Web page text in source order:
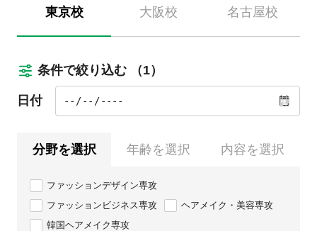
東京校 大阪校 名古屋校
条件で絞り込む （1）
日付
分野を選択 年齢を選択 内容を選択
ファッションデザイン専攻
ファッションビジネス専攻
ヘアメイク・美容専攻
韓国ヘアメイク専攻